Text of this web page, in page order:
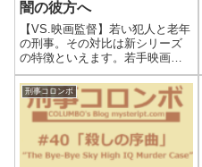
闇の彼方へ
【VS.映画監督】若い犯人と老年
の刑事。その対比は新シリーズ
の特徴といえます。若手映画監
督であるアレックス・ブレイデ
ィのモデルは、「スティーヴ
ン・スピルバーグ」とされてい
ます。新シリーズの監督をして
みたいと語っていたようです。
しかし残念なが...
刑事コロンボ